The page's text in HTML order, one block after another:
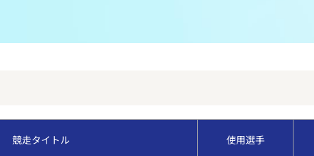
特別観覧施設ROKU浜名湖
競走タイトル 使用選手